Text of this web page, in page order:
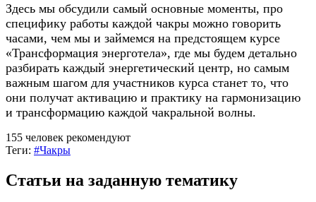
Здесь мы обсудили самый основные моменты, про
специфику работы каждой чакры можно говорить
часами, чем мы и займемся на предстоящем курсе
«Трансформация энерготела», где мы будем детально
разбирать каждый энергетический центр, но самым
важным шагом для участников курса станет то, что
они получат активацию и практику на гармонизацию
и трансформацию каждой чакральной волны.
155 человек рекомендуют
Теги: #Чакры
Статьи на заданную тематику